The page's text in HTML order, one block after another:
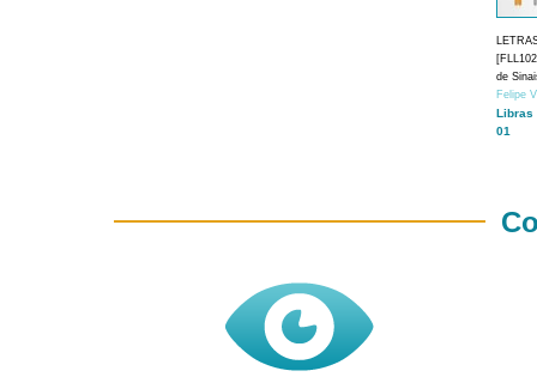
de
Felipe
Libras
01